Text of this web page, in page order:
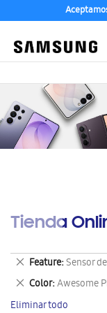
Tienda
Feature Sensor
Eliminar
este
artículo
Color Awesome
Eliminar
este
Eliminar todo